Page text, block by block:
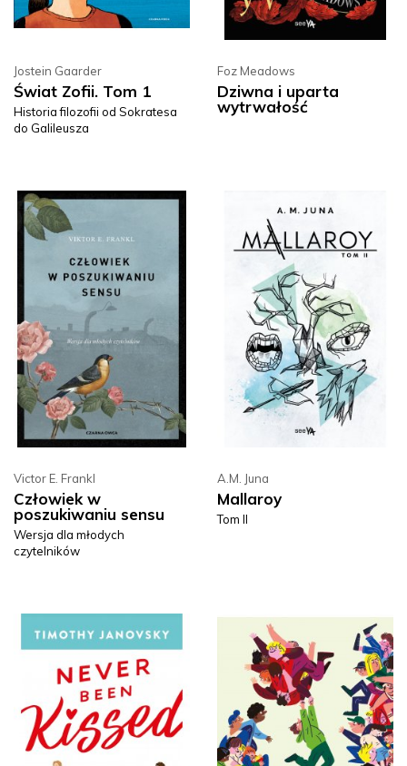
Jostein Gaarder
Świat Zofii. Tom 1
Historia filozofii od Sokratesa
do Galileusza
Foz Meadows
Dziwna i uparta
wytrwałość
Victor E. Frankl
Człowiek w
poszukiwaniu sensu
Wersja dla młodych
czytelników
A.M. Juna
Mallaroy
Tom II